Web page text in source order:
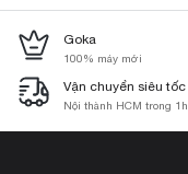
Goka
100% máy mới
Vận chuyển siêu tốc
Nội thành HCM trong 1h